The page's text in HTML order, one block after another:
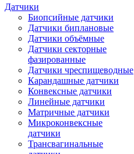
Датчики
Биопсийные датчики
Датчики биплановые
Датчики объёмные
Датчики секторные
фазированные
Датчики чреспищеводные
Карандашные датчики
Конвексные датчики
Линейные датчики
Матричные датчики
Микроконвексные
датчики
Трансвагинальные